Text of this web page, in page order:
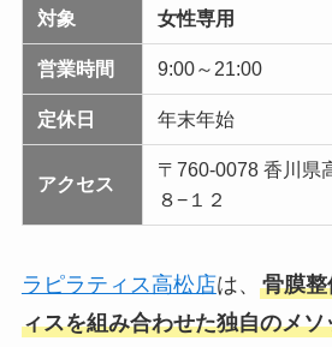
対象 女性専用
営業時間 9:00～21:00
定休日 年末年始
アクセス
〒760-0078 香川県
８−１２
ラピラティス高松店は、 骨膜
ィスを組み合わせた独自のメソ